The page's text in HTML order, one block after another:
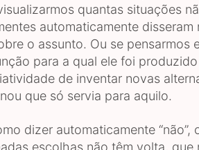
quantas situações
automaticamente
o assunto. Ou se pensarmos
para a qual ele foi
de inventar novas
que só servia para aquilo.
dizer automaticamente “não”,
escolhas não têm volta,